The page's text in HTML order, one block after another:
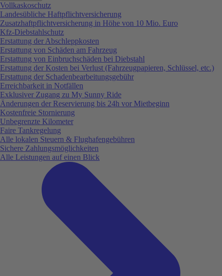
Vollkaskoschutz
Landesübliche Haftpflichtversicherung
Zusatzhaftpflichtversicherung in Höhe von 10 Mio. Euro
Kfz-Diebstahlschutz
Erstattung der Abschleppkosten
Erstattung von Schäden am Fahrzeug
Erstattung von Einbruchschäden bei Diebstahl
Erstattung der Kosten bei Verlust (Fahrzeugpapieren, Schlüssel, etc.)
Erstattung der Schadenbearbeitungsgebühr
Erreichbarkeit in Notfällen
Exklusiver Zugang zu My Sunny Ride
Änderungen der Reservierung bis 24h vor Mietbeginn
Kostenfreie Stornierung
Unbegrenzte Kilometer
Faire Tankregelung
Alle lokalen Steuern & Flughafengebühren
Sichere Zahlungsmöglichkeiten
Alle Leistungen auf einen Blick